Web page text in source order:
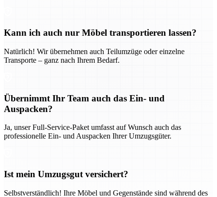
Kann ich auch nur Möbel transportieren lassen?
Natürlich! Wir übernehmen auch Teilumzüge oder einzelne
Transporte – ganz nach Ihrem Bedarf.
Übernimmt Ihr Team auch das Ein- und
Auspacken?
Ja, unser Full-Service-Paket umfasst auf Wunsch auch das
professionelle Ein- und Auspacken Ihrer Umzugsgüter.
Ist mein Umzugsgut versichert?
Selbstverständlich! Ihre Möbel und Gegenstände sind während des